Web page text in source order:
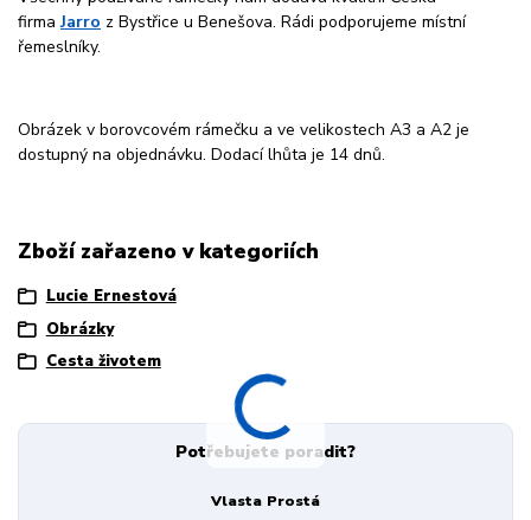
firmaJarro z Bystřice u Benešova. Rádi podporujeme místní
řemeslníky.
Obrázek v borovcovém rámečku a ve velikostech A3 a A2 je
dostupný na objednávku. Dodací lhůta je 14 dnů.
Zboží zařazeno v kategoriích
Lucie Ernestová
Obrázky
Cesta životem
Potřebujete poradit?
Vlasta Prostá